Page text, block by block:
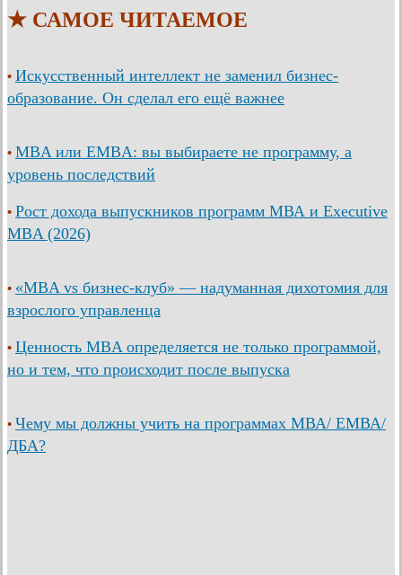
★ САМОЕ ЧИТАЕМОЕ
• Искусственный интеллект не заменил бизнес-
образование. Он сделал его ещё важнее
• MBA или EMBA: вы выбираете не программу, а
уровень последствий
• Рост дохода выпускников программ МВА и Executive
MBA (2026)
• «MBA vs бизнес-клуб» — надуманная дихотомия для
взрослого управленца
• Ценность MBA определяется не только программой,
но и тем, что происходит после выпуска
• Чему мы должны учить на программах МВА/ ЕМВА/
ДБА?